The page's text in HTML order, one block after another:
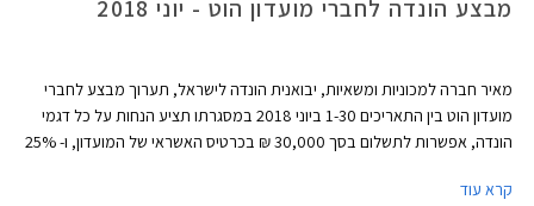
מבצע הונדה לחברי מועדון הוט - יוני 2018
מאיר חברה למכוניות ומשאיות, יבואנית הונדה לישראל, תערוך מבצע לחברי
מועדון הוט בין התאריכים 1-30 ביוני 2018 במסגרתו תציע הנחות על כל דגמי
הונדה, אפשרות לתשלום בסך 30,000 ₪ בכרטיס האשראי של המועדון, ו- 25%
התצוגה של הונדה הפרוסים ברחבי הארץ.
קרא עוד